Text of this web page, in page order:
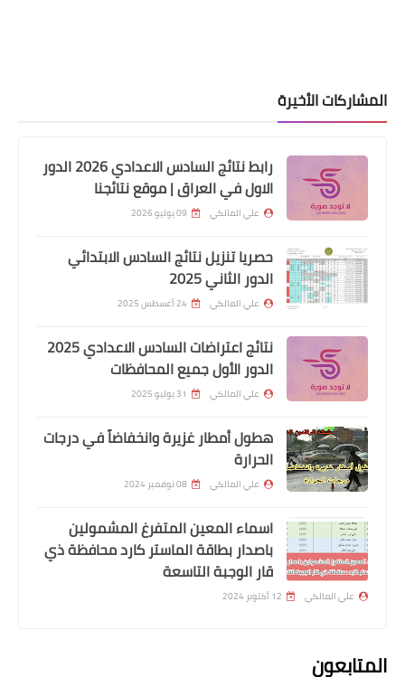
اخبار العامة
اسعار صرف الدولار اليوم في الاسواق
العراقية
تم دفع رواتب موظفي دوائر الدولة
الموطنة رواتبهم لدى مصرف الرافدين
المشاركات الأخيرة
رابط نتائج السادس الاعدادي 2026 الدور
الاول في العراق | موقع نتائجنا
علي المالكي 09 يوليو 2026
حصريا تنزيل نتائج السادس الابتدائي
الدور الثاني 2025
علي المالكي 24 أغسطس 2025
نتائج اعتراضات السادس الاعدادي 2025
الدور الأول جميع المحافظات
علي المالكي 31 يوليو 2025
هطول أمطار غزيرة وانخفاضاً في درجات
الحرارة
علي المالكي 08 نوفمبر 2024
اسماء المعين المتفرغ المشمولين
باصدار بطاقة الماستر كارد محافظة ذي
قار الوجبة التاسعة
علي المالكي 12 أكتوبر 2024
المتابعون